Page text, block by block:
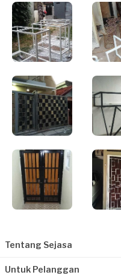
Tentang Sejasa
Untuk Pelanggan